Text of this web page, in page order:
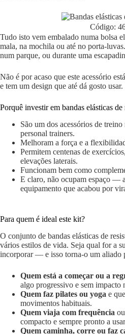
Código:
Tudo isto vem embalado numa bolsa
mala, na mochila ou até no porta-
num parque, ou durante uma
Não é por acaso que este acessório
e tem um design que até dá gosto usar.
Porquê investir em bandas elásticas de
São um dos acessórios de
personal trainers.
Melhoram a força e a
Permitem centenas de
elevações laterais.
Funcionam bem como
E claro, não ocupam espaço —
equipamento que acabou por
Para quem é ideal este kit?
O conjunto de bandas elásticas de
vários estilos de vida. Seja qual for a
incorporar — e isso torna-o um aliado
Quem está a começar ou a
algo progressivo e sem impacto
Quem faz pilates ou yoga e
movimentos habituais.
Quem viaja com frequência
compacto e sempre pronto a
Quem caminha, corre ou faz